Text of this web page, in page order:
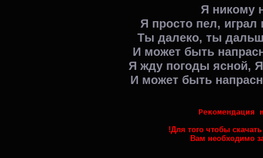
Я никому
Я просто пел,
Ты далеко, ты
И может быть
Я жду погоды ясной,
И может быть
Рекомендация
!Для того чтобы
Вам необходимо